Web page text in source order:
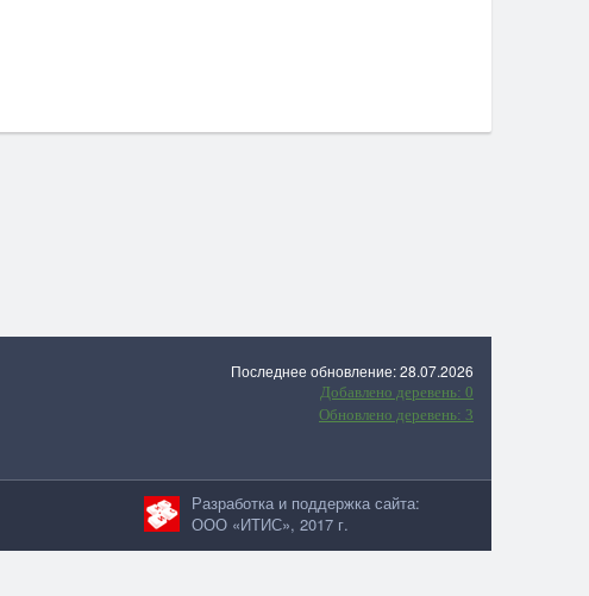
Последнее обновление: 28.07.2026
Добавлено деревень: 0
Обновлено деревень: 3
Разработка и поддержка сайта:
ООО «ИТИС», 2017 г.